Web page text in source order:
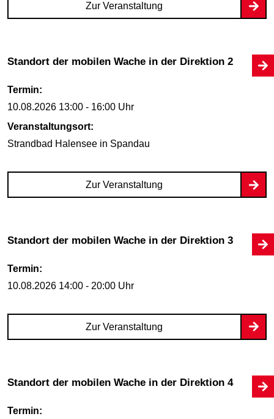
Zur Veranstaltung
Standort der mobilen Wache in der Direktion 2
Termin:
10.08.2026 13:00 - 16:00 Uhr
Veranstaltungsort:
Strandbad Halensee in Spandau
Zur Veranstaltung
Standort der mobilen Wache in der Direktion 3
Termin:
10.08.2026 14:00 - 20:00 Uhr
Zur Veranstaltung
Standort der mobilen Wache in der Direktion 4
Termin: